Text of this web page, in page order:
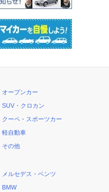
オープンカー
SUV・クロカン
クーペ・スポーツカー
軽自動車
その他
メルセデス・ベンツ
BMW